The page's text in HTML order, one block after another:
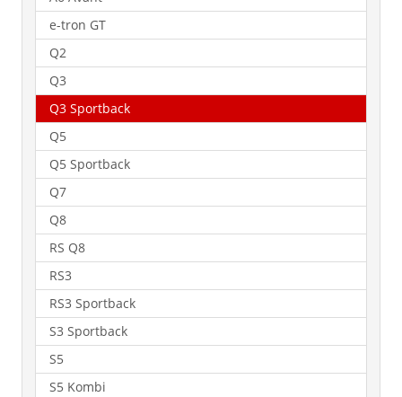
e-tron GT
Q2
Q3
Q3 Sportback
Q5
Q5 Sportback
Q7
Q8
RS Q8
RS3
RS3 Sportback
S3 Sportback
S5
S5 Kombi